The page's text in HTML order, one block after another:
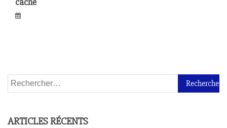
ARTICLES RÉCENTS